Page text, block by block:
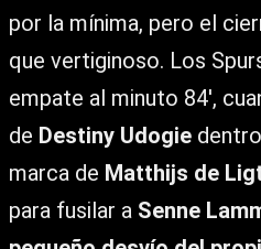
por la mínima, pero el
que vertiginoso. Los
empate al minuto 84′,
de Destiny Udogie
marca de Matthijs de
para fusilar a Senne